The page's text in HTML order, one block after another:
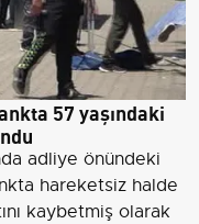
57 yaşındaki
adliye önündeki
hareketsiz halde
kaybetmiş olarak